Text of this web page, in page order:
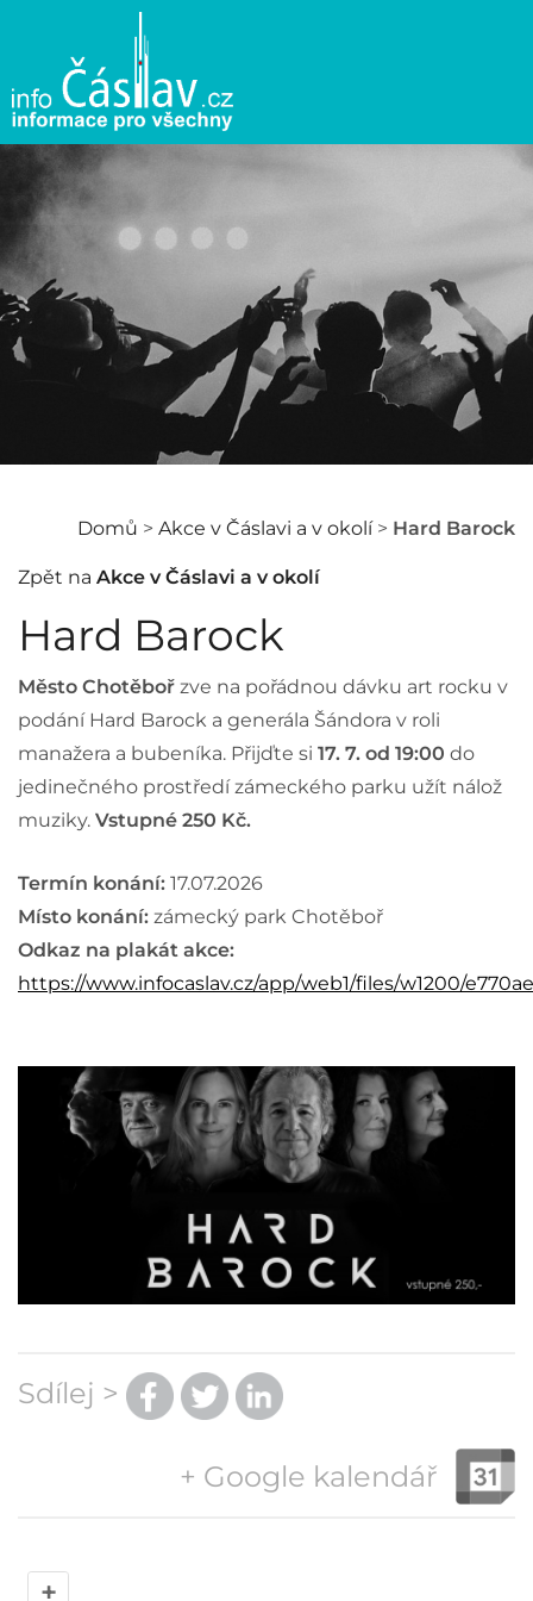
Domů > Akce v Čáslavi a v okolí> Hard Barock
Zpět na Akce v Čáslavi a v okolí
Hard Barock
Město Chotěboř zve na pořádnou dávku art rocku v
podání Hard Barock a generála Šándora v roli
manažera a bubeníka. Přijďte si 17. 7. od 19:00 do
jedinečného prostředí zámeckého parku užít nálož
muziky. Vstupné 250 Kč.
Termín konání: 17.07.2026
Místo konání: zámecký park Chotěboř
Odkaz na plakát akce:
https://www.infocaslav.cz/app/web1/files/w1200/
Sdílej >
+ Google kalendář
+